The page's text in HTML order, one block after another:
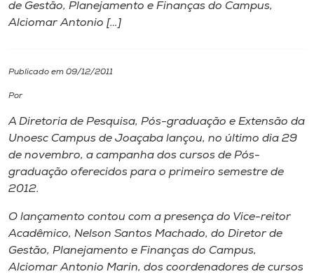
I.nova
Cultura
CPA
Biblioteca
Editora
Rádio
de Gestão, Planejamento e Finanças do Campus,
Alciomar Antonio […]
Publicado em 09/12/2011
Por
A Diretoria de Pesquisa, Pós-graduação e Extensão da
Unoesc Campus de Joaçaba lançou, no último dia 29
de novembro, a campanha dos cursos de Pós-
graduação oferecidos para o primeiro semestre de
2012.
O lançamento contou com a presença do Vice-reitor
Acadêmico, Nelson Santos Machado, do Diretor de
Gestão, Planejamento e Finanças do Campus,
Alciomar Antonio Marin, dos coordenadores de cursos